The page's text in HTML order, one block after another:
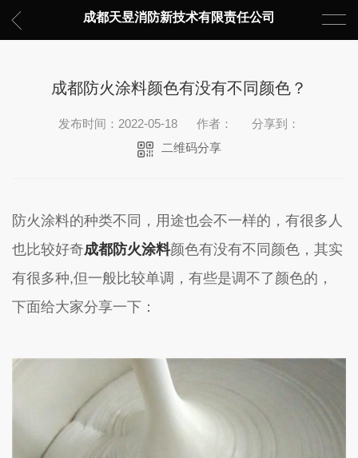
成都天昱消防新技术有限责任公司
成都防火涂料颜色有没有不同颜色？
发布时间：2022-05-18 作者：
分享到：
二维码分享
防火涂料的种类不同，用途也会不一样的，有很多人
也比较好奇成都防火涂料颜色有没有不同颜色，其实
有很多种,但一般比较单调，有些是调不了颜色的，
下面给大家分享一下：